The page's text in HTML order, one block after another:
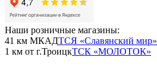
Наши розничные магазины:
41 км МКАДТСЯ «Славянский мир»
1 км от г.ТроицкТСК «МОЛОТОК»